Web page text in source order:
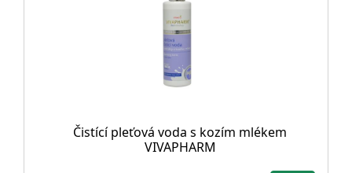
Čistící pleťová voda s kozím mlékem
VIVAPHARM